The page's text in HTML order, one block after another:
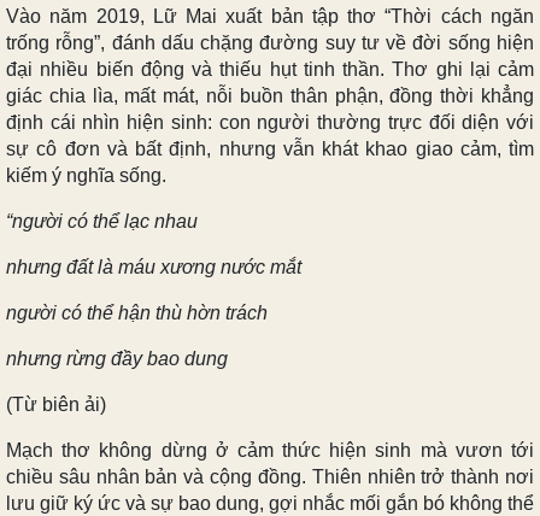
Vào năm 2019, Lữ Mai xuất bản tập thơ “Thời cách ngăn
trống rỗng”, đánh dấu chặng đường suy tư về đời sống hiện
đại nhiều biến động và thiếu hụt tinh thần. Thơ ghi lại cảm
giác chia lìa, mất mát, nỗi buồn thân phận, đồng thời khẳng
định cái nhìn hiện sinh: con người thường trực đối diện với
sự cô đơn và bất định, nhưng vẫn khát khao giao cảm, tìm
kiếm ý nghĩa sống.
“người có thể lạc nhau
nhưng đất là máu xương nước mắt
người có thể hận thù hờn trách
nhưng rừng đầy bao dung
(Từ biên ải)
Mạch thơ không dừng ở cảm thức hiện sinh mà vươn tới
chiều sâu nhân bản và cộng đồng. Thiên nhiên trở thành nơi
lưu giữ ký ức và sự bao dung, gợi nhắc mối gắn bó không thể